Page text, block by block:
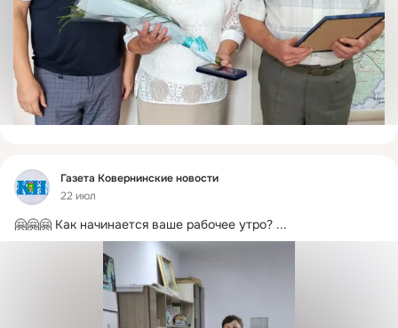
Фид
Газета Ковернинские новости
22 июл
🤗🤗🤗 Как начинается ваше рабочее утро? ...